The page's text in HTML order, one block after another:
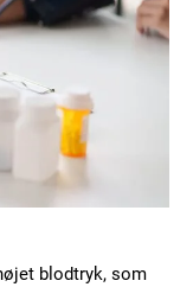
blodtryk, som